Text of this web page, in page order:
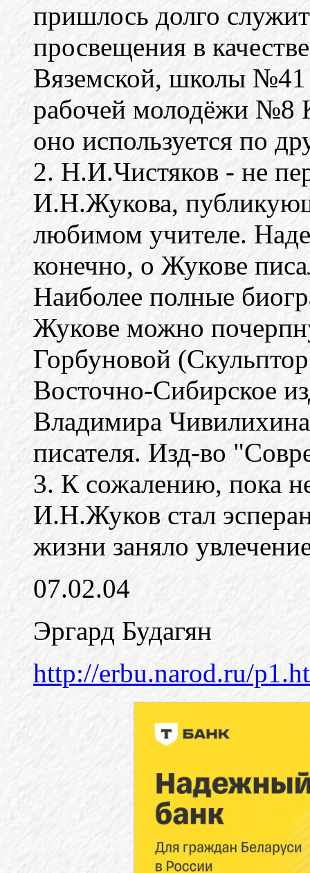
пришлось долго
просвещения в
Вяземской, школы №41
рабочей молодёжи №8
оно используется по
2. Н.И.Чистяков - не
И.Н.Жукова,
любимом учителе.
конечно, о Жукове
Наиболее полные
Жукове можно
Горбуновой
Восточно-Сибирское
Владимира
писателя. Изд-во
3. К сожалению, пока
И.Н.Жуков стал
жизни заняло
07.02.04
Эргард Будагян
http://erbu.narod.ru/